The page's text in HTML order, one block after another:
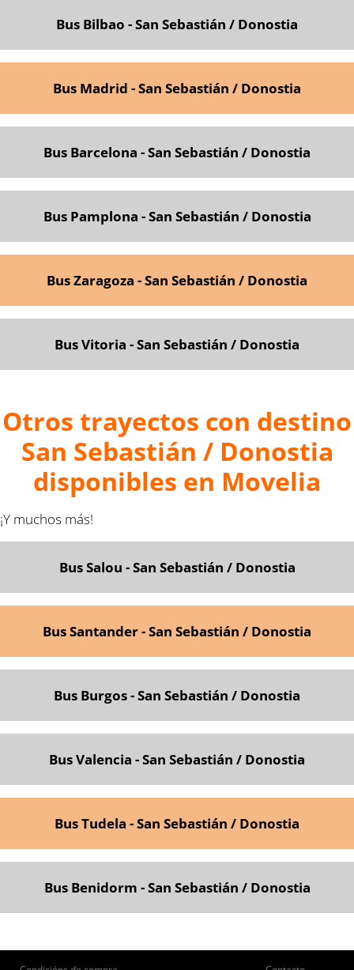
Bus Bilbao - San Sebastián / Donostia
Bus Madrid - San Sebastián / Donostia
Bus Barcelona - San Sebastián / Donostia
Bus Pamplona - San Sebastián / Donostia
Bus Zaragoza - San Sebastián / Donostia
Bus Vitoria - San Sebastián / Donostia
Otros trayectos con destino
San Sebastián / Donostia
disponibles en Movelia
¡Y muchos más!
Bus Salou - San Sebastián / Donostia
Bus Santander - San Sebastián / Donostia
Bus Burgos - San Sebastián / Donostia
Bus Valencia - San Sebastián / Donostia
Bus Tudela - San Sebastián / Donostia
Bus Benidorm - San Sebastián / Donostia